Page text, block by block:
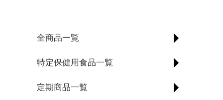
全商品一覧
特定保健用食品一覧
定期商品一覧